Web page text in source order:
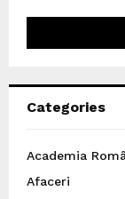
Categories
Academia
Afaceri